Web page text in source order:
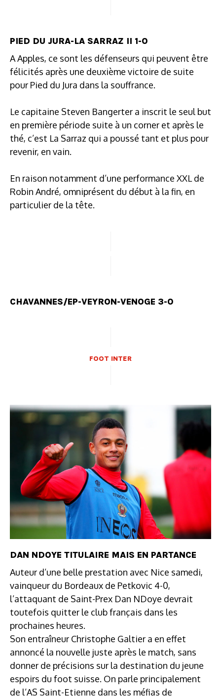
PIED DU JURA-LA SARRAZ II 1-0
A Apples, ce sont les défenseurs qui peuvent être
félicités après une deuxième victoire de suite
pour Pied du Jura dans la souffrance.
Le capitaine Steven Bangerter a inscrit le seul but
en première période suite à un corner et après le
thé, c’est La Sarraz qui a poussé tant et plus pour
revenir, en vain.
En raison notamment d’une performance XXL de
Robin André, omniprésent du début à la fin, en
particulier de la tête.
CHAVANNES/EP-VEYRON-VENOGE 3-0
FOOT INTER
DAN NDOYE TITULAIRE MAIS EN PARTANCE
Auteur d’une belle prestation avec Nice samedi,
vainqueur du Bordeaux de Petkovic 4-0,
l’attaquant de Saint-Prex Dan NDoye devrait
toutefois quitter le club français dans les
prochaines heures.
Son entraîneur Christophe Galtier a en effet
annoncé la nouvelle juste après le match, sans
donner de précisions sur la destination du jeune
espoirs du foot suisse. On parle principalement
de l’AS Saint-Etienne dans les méfias de